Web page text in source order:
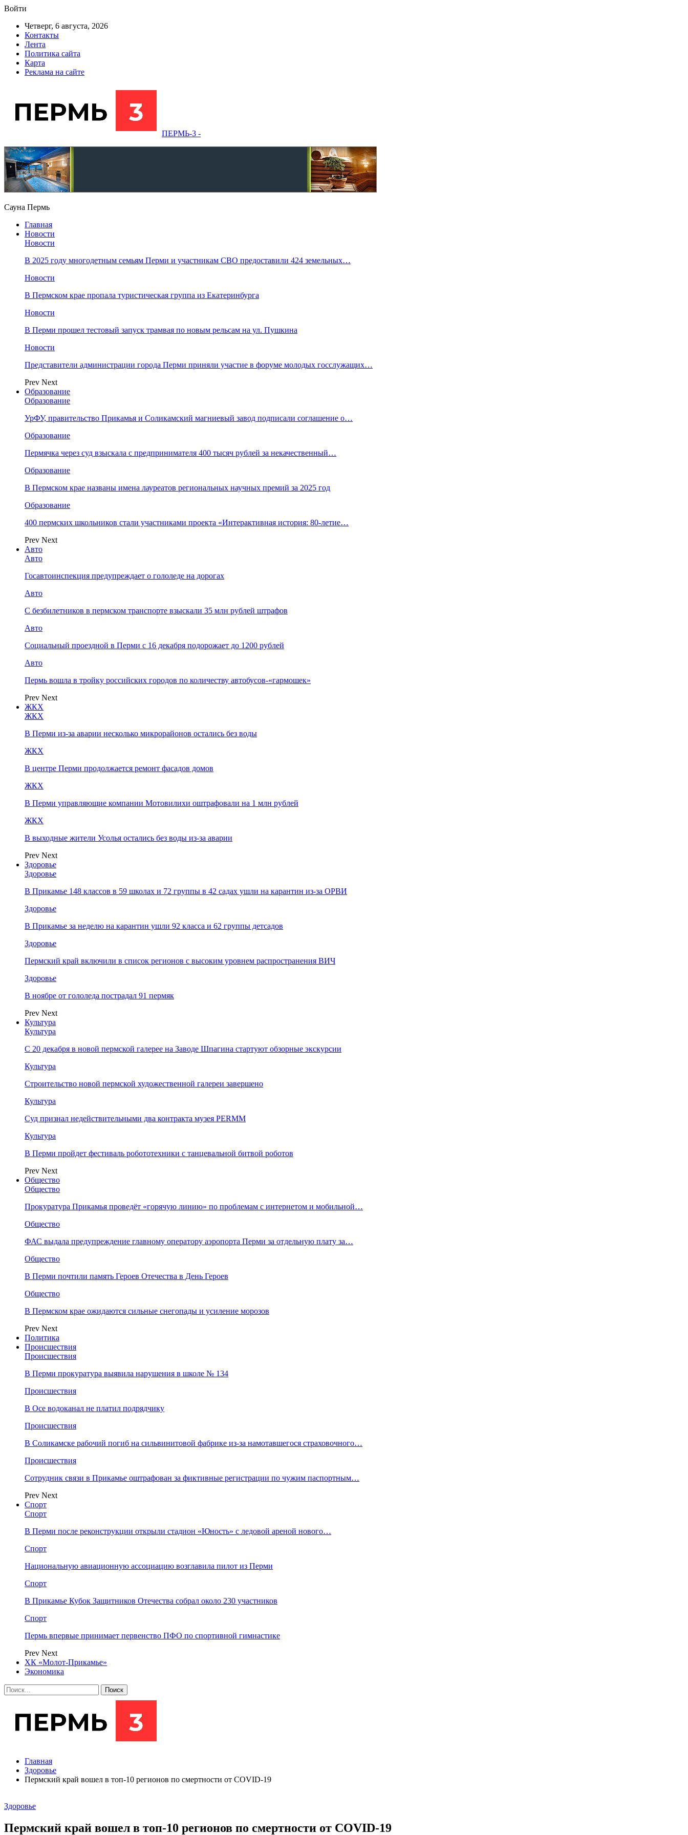
Войти
Четверг, 6 августа, 2026
Контакты
Лента
Политика сайта
Карта
Реклама на сайте
ПЕРМЬ-3 -
Сауна Пермь
Главная
Новости
Новости
В 2025 году многодетным семьям Перми и участникам СВО предоставили 424 земельных…
Новости
​В Пермском крае пропала туристическая группа из Екатеринбурга
Новости
В Перми прошел тестовый запуск трамвая по новым рельсам на ул. Пушкина
Новости
Представители администрации города Перми приняли участие в форуме молодых госслужащих…
Prev Next
Образование
Образование
УрФУ, правительство Прикамья и Соликамский магниевый завод подписали соглашение о…
Образование
Пермячка через суд взыскала с предпринимателя 400 тысяч рублей за некачественный…
Образование
В Пермском крае названы имена лауреатов региональных научных премий за 2025 год
Образование
400 пермских школьников стали участниками проекта «Интерактивная история: 80-летие…
Prev Next
Авто
Авто
Госавтоинспекция предупреждает о гололеде на дорогах
Авто
С безбилетников в пермском транспорте взыскали 35 млн рублей штрафов
Авто
Социальный проездной в Перми с 16 декабря подорожает до 1200 рублей
Авто
Пермь вошла в тройку российских городов по количеству автобусов-«гармошек»
Prev Next
ЖКХ
ЖКХ
В Перми из-за аварии несколько микрорайонов остались без воды
ЖКХ
В центре Перми продолжается ремонт фасадов домов
ЖКХ
В Перми управляющие компании Мотовилихи оштрафовали на 1 млн рублей
ЖКХ
В выходные жители Усолья остались без воды из-за аварии
Prev Next
Здоровье
Здоровье
В Прикамье 148 классов в 59 школах и 72 группы в 42 садах ушли на карантин из-за ОРВИ
Здоровье
В Прикамье за неделю на карантин ушли 92 класса и 62 группы детсадов
Здоровье
Пермский край включили в список регионов с высоким уровнем распространения ВИЧ
Здоровье
В ноябре от гололеда пострадал 91 пермяк
Prev Next
Культура
Культура
С 20 декабря в новой пермской галерее на Заводе Шпагина стартуют обзорные экскурсии
Культура
Строительство новой пермской художественной галереи завершено
Культура
Суд признал недействительными два контракта музея PERMM
Культура
В Перми пройдет фестиваль робототехники с танцевальной битвой роботов
Prev Next
Общество
Общество
Прокуратура Прикамья проведёт «горячую линию» по проблемам с интернетом и мобильной…
Общество
ФАС выдала предупреждение главному оператору аэропорта Перми за отдельную плату за…
Общество
В Перми почтили память Героев Отечества в День Героев
Общество
В Пермском крае ожидаются сильные снегопады и усиление морозов
Prev Next
Политика
Происшествия
Происшествия
В Перми прокуратура выявила нарушения в школе № 134
Происшествия
В Осе водоканал не платил подрядчику
Происшествия
В Соликамске рабочий погиб на сильвинитовой фабрике из-за намотавшегося страховочного…
Происшествия
Сотрудник связи в Прикамье оштрафован за фиктивные регистрации по чужим паспортным…
Prev Next
Спорт
Спорт
В Перми после реконструкции открыли стадион «Юность» с ледовой ареной нового…
Спорт
Национальную авиационную ассоциацию возглавила пилот из Перми
Спорт
В Прикамье Кубок Защитников Отечества собрал около 230 участников
Спорт
Пермь впервые принимает первенство ПФО по спортивной гимнастике
Prev Next
ХК «Молот-Прикамье»
Экономика
Главная
Здоровье
Пермский край вошел в топ-10 регионов по смертности от COVID-19
Здоровье
Пермский край вошел в топ-10 регионов по смертности от COVID-19